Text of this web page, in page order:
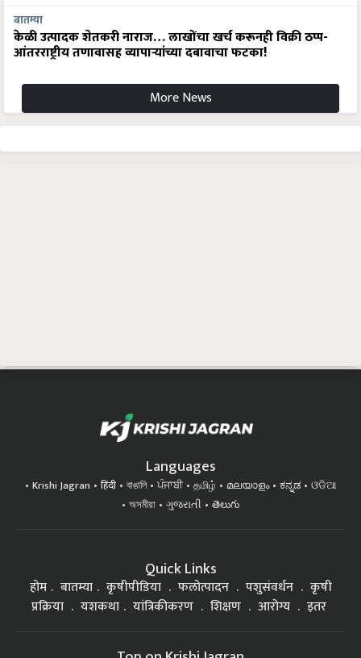
बातम्या
केळी उत्पादक शेतकरी नाराज… लाखोंचा खर्च करूनही विक्री ठप्प-
आंतरराष्ट्रीय तणावासह व्यापाऱ्यांच्या दबावाचा फटका!
More News
Languages
Krishi Jagran हिंदी বাঙালি ਪੰਜਾਬੀ தமிழ் മലയാളം ಕನ್ನಡ
ଓଡିଆ
অসমীয়া
ગુજરાતી తెలుగు
Quick Links
होम बातम्या कृषीपीडिया फलोत्पादन पशुसंवर्धन
कृषी
प्रक्रिया
यशकथा यांत्रिकीकरण शिक्षण आरोग्य इतर